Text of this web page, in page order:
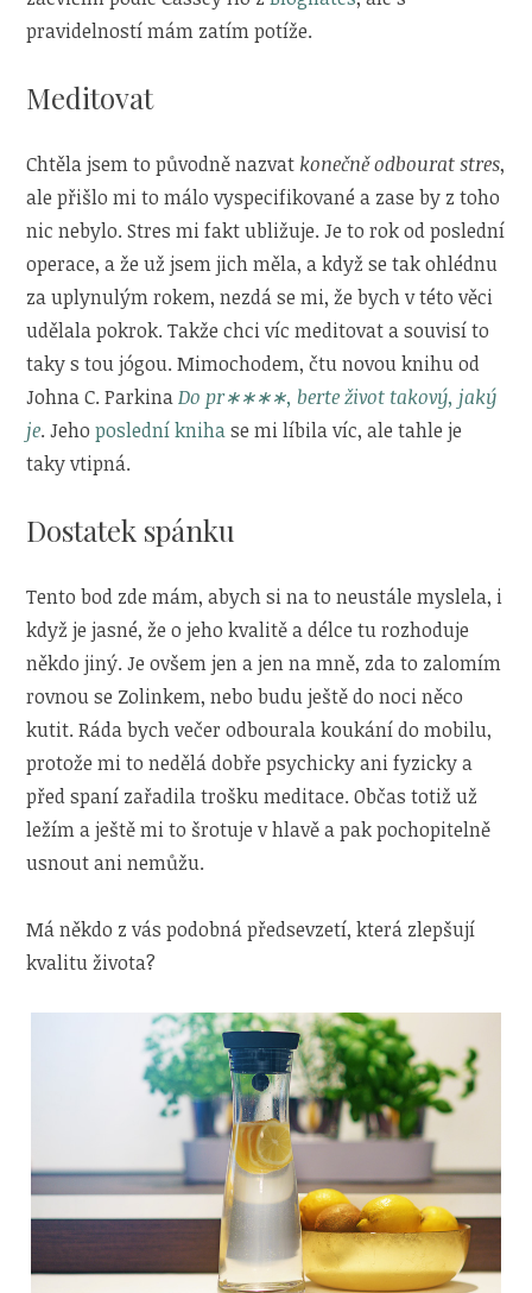
pravidelností mám zatím potíže.
Meditovat
Chtěla jsem to původně nazvat konečně odbourat stres,
ale přišlo mi to málo vyspecifikované a zase by z toho
nic nebylo. Stres mi fakt ubližuje. Je to rok od poslední
operace, a že už jsem jich měla, a když se tak ohlédnu
za uplynulým rokem, nezdá se mi, že bych v této věci
udělala pokrok. Takže chci víc meditovat a souvisí to
taky s tou jógou. Mimochodem, čtu novou knihu od
Johna C. ParkinaDo pr∗∗∗∗, berte život takový, jaký
je. Jehoposlední knihase mi líbila víc, ale tahle je
taky vtipná.
Dostatek spánku
Tento bod zde mám, abych si na to neustále myslela, i
když je jasné, že o jeho kvalitě a délce tu rozhoduje
někdo jiný. Je ovšem jen a jen na mně, zda to zalomím
rovnou se Zolinkem, nebo budu ještě do noci něco
kutit. Ráda bych večer odbourala koukání do mobilu,
protože mi to nedělá dobře psychicky ani fyzicky a
před spaní zařadila trošku meditace. Občas totiž už
ležím a ještě mi to šrotuje v hlavě a pak pochopitelně
usnout ani nemůžu.
Má někdo z vás podobná předsevzetí, která zlepšují
kvalitu života?